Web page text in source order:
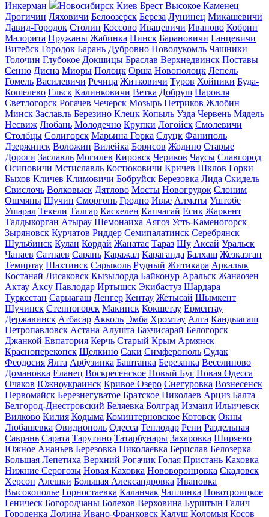
Инкерман
Новосибирск Киев Брест Высокое Каменец
Дрогичин Ляховичи Белоозерск Береза Лунинец Микашевичи
Давид-Городок Столин Коссово Ивацевичи Иваново Кобрин
Малорита Пружаны Жабинка Пинск Барановичи Ганцевичи
Витебск Городок Барань Дубровно Новолукомль Чашники
Толочин Глубокое Докшицы Браслав Верхнедвинск Поставы
Сенно Дисна Миоры Полоцк Орша Новополоцк Лепель
Гомель Василевичи Речица Житковичи Туров Хойники Буда-
Кошелево Ельск Калинковичи Ветка Добруш Наровля
Светлогорск Рогачев Чечерск Мозырь Петриков Жлобин
Минск Заславль Березино Клецк Копыль Узда Червень Мядель
Несвиж Любань Молодечно Крупки Логойск Смолевичи
Столбцы Солигорск Марьина Горка Слуцк Фаниполь
Дзержинск Воложин Вилейка Борисов Жодино Старые
Дороги Заславль Могилев Кировск Чериков Чаусы Славгород
Осиповичи Мстиславль Костюковичи Кричев Шклов Горки
Быхов Кличев Климовичи Бобруйск Березовка Лида Скидель
Свислочь Волковыск Дятлово Мосты Новогрудок Слоним
Ошмяны Щучин Сморгонь Гродно Ивье Алматы Уштобе
Ушарал Текели Талгар Каскелен Капчагай Есик Жаркент
Талдыкорган Атырау Шемонаиха Аягоз Усть-Каменогорск
Зыряновск Курчатов Риддер Семипалатинск Серебрянск
Шульбинск Кулан Кордай Жанатас Тараз Шу Аксай Уральск
Чапаев Сатпаев Сарань Каражал Караганда Балхаш Жезказган
Темиртау Шахтинск Сарыколь Рудный Житикара Аркалык
Костанай Лисаковск Кызылорда Байконур Аральск Жанаозен
Актау Аксу Павлодар Иртышск Экибастуз Шардара
Туркестан Сарыагаш Ленгер Кентау Жетысай Шымкент
Щучинск Степногорск Макинск Кокшетау Ерментау
Державинск Атбасар Акколь Эмба Хромтау Алга Кандыагаш
Петропавловск Астана Алушта Бахчисарай Белогорск
Джанкой Евпатория Керчь Старый Крым Армянск
Красноперекопск Щелкино Саки Симферополь Судак
Феодосия Ялта Арбузинка Баштанка Березанка Веселиново
Домановка Еланец Воскресенское Новый Буг Новая Одесса
Очаков Южноукраинск Кривое Озеро Снегуровка Вознесенск
Первомайск Березнегуватое Братское Николаев Арциз Балта
Белгород-Днестровский Беляевка Болград Измаил Ильичевск
Вилково Килия Кодыма Коминтерновское Котовск Окны
Любашевка Овидиополь Одесса Теплодар Рени Раздельная
Саврань Сарата Тарутино Татарбунары Захаровка Ширяево
Южное Ананьев Березовка Николаевка Берислав Белозерка
Большая Лепетиха Верхний Рогачик Голая Пристань Каховка
Нижние Серогозы Новая Каховка Нововоронцовка Скадовск
Херсон Алешки Большая Александровка Ивановка
Высокополье Горностаевка Каланчак Чаплинка Новотроицкое
Геническ Богородчаны Болехов Верховина Бурштын Галич
Городенка Долина Ивано-Франковск Калуш Коломыя Косов